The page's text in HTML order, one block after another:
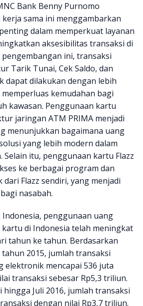
Bank Benny Purnomo
sama ini menggambarkan
dalam memperkuat layanan
aksesibilitas transaksi di
pengembangan ini, transaksi
Tarik Tunai, Cek Saldo, dan
dapat dilakukan dengan lebih
kemudahan bagi
kawasan. Penggunaan kartu
jaringan ATM PRIMA menjadi
menunjukkan bagaimana uang
yang lebih modern dalam
Selain itu, penggunaan kartu Flazz
ke berbagai program dan
Flazz sendiri, yang menjadi
nasabah.
penggunaan uang
di Indonesia telah meningkat
tahun ke tahun. Berdasarkan
2015, jumlah transaksi
elektronik mencapai 536 juta
transaksi sebesar Rp5,3 triliun.
hingga Juli 2016, jumlah transaksi
dengan nilai Rp3,7 triliun.